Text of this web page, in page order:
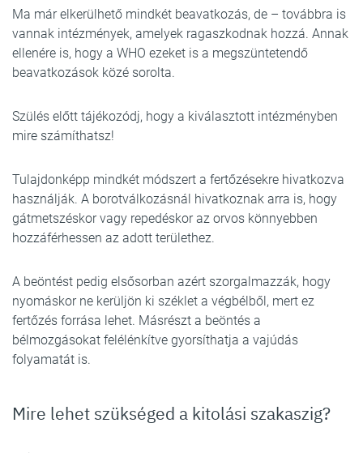
Ma már elkerülhető mindkét beavatkozás, de – továbbra is
vannak intézmények, amelyek ragaszkodnak hozzá. Annak
ellenére is, hogy a WHO ezeket is a megszüntetendő
beavatkozások közé sorolta.
Szülés előtt tájékozódj, hogy a kiválasztott intézményben
mire számíthatsz!
Tulajdonképp mindkét módszert a fertőzésekre hivatkozva
használják. A borotválkozásnál hivatkoznak arra is, hogy
gátmetszéskor vagy repedéskor az orvos könnyebben
hozzáférhessen az adott területhez.
A beöntést pedig elsősorban azért szorgalmazzák, hogy
nyomáskor ne kerüljön ki széklet a végbélből, mert ez
fertőzés forrása lehet. Másrészt a beöntés a
bélmozgásokat felélénkítve gyorsíthatja a vajúdás
folyamatát is.
Mire lehet szükséged a kitolási szakaszig?